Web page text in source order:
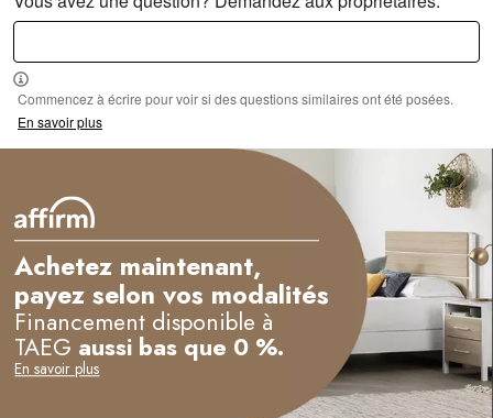
Commencez à écrire pour voir si des questions similaires ont été posées.
En savoir plus
Achetez maintenant,
payez selon vos modalités
Financement disponible à
TAEG aussi bas que 0 %.
En savoir plus